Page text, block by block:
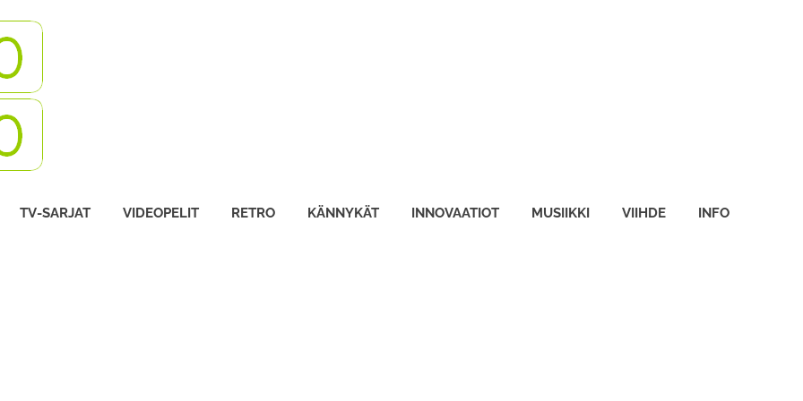
TV-SARJAT VIDEOPELIT RETRO KÄNNYKÄT INNOVAATIOT MUSIIKKI VIIHDE INFO